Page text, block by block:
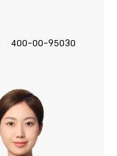
400-00-95030